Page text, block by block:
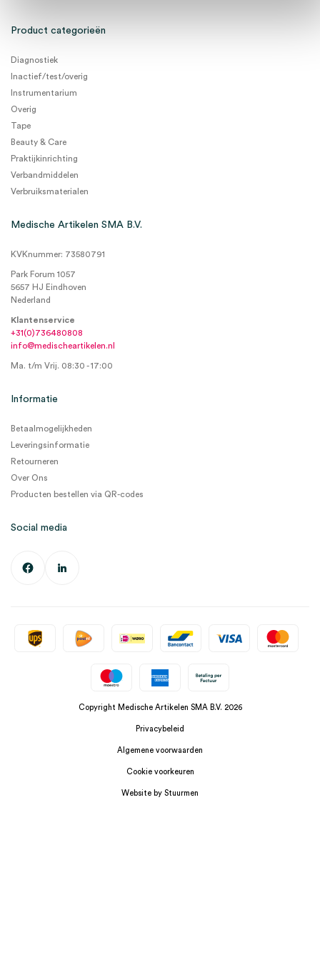
Product categorieën
Diagnostiek
Inactief/test/overig
Instrumentarium
Overig
Tape
Beauty & Care
Praktijkinrichting
Verbandmiddelen
Verbruiksmaterialen
Medische Artikelen SMA B.V.
KVKnummer: 73580791
Park Forum 1057
5657 HJ Eindhoven
Nederland
Klantenservice
+31(0)736480808
info@medischeartikelen.nl
Ma. t/m Vrij. 08:30 - 17:00
Informatie
Betaalmogelijkheden
Leveringsinformatie
Retourneren
Over Ons
Producten bestellen via QR-codes
Social media
Copyright Medische Artikelen SMA B.V. 2026
Privacybeleid
Algemene voorwaarden
Cookie voorkeuren
Website by Stuurmen